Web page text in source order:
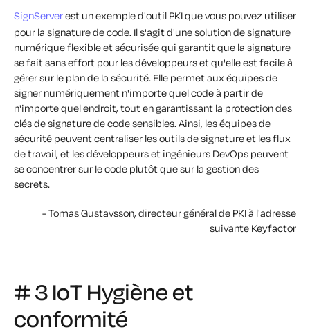
SignServerest un exemple d'outil PKI que vous pouvez utiliser
pour la signature de code. Il s'agit d'une solution de signature
numérique flexible et sécurisée qui garantit que la signature
se fait sans effort pour les développeurs et qu'elle est facile à
gérer sur le plan de la sécurité. Elle permet aux équipes de
signer numériquement n'importe quel code à partir de
n'importe quel endroit, tout en garantissant la protection des
clés de signature de code sensibles. Ainsi, les équipes de
sécurité peuvent centraliser les outils de signature et les flux
de travail, et les développeurs et ingénieurs DevOps peuvent
se concentrer sur le code plutôt que sur la gestion des
secrets.
- Tomas Gustavsson, directeur général de PKI à l'adresse
suivante Keyfactor
# 3 IoT Hygiène et
conformité